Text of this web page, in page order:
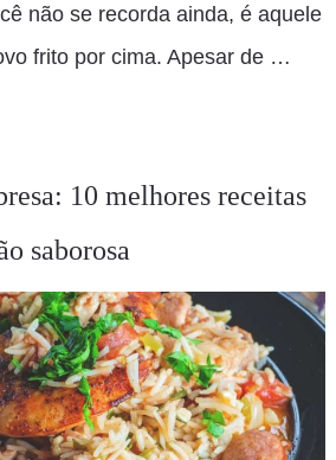
não se recorda ainda, é aquele
frito por cima. Apesar de …
10 melhores receitas
saborosa